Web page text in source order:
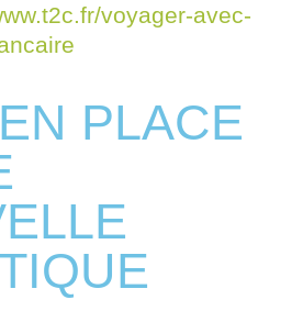
voyager-avec-
PLACE